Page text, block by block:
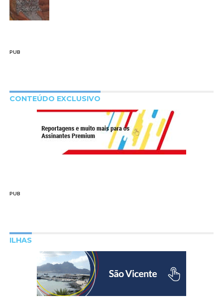
PUB
CONTEÚDO EXCLUSIVO
PUB
ILHAS